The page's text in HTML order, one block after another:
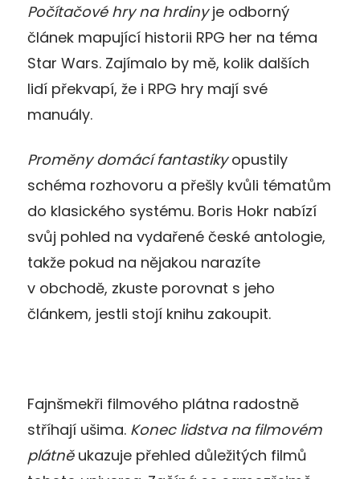
Počítačové hry na hrdinyje odborný
článek mapující historii RPG her na téma
Star Wars. Zajímalo by mě, kolik dalších
lidí překvapí, že i RPG hry mají své
manuály.
Proměny domácí fantastikyopustily
schéma rozhovoru a přešly kvůli tématům
do klasického systému. Boris Hokr nabízí
svůj pohled na vydařené české antologie,
takže pokud na nějakou narazíte
v obchodě, zkuste porovnat s jeho
článkem, jestli stojí knihu zakoupit.
Fajnšmekři filmového plátna radostně
stříhají ušima. Konec lidstva na filmovém
plátněukazuje přehled důležitých filmů